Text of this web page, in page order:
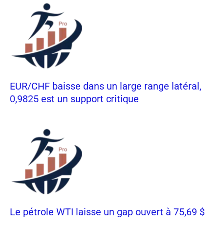
EUR/CHF baisse dans un large range latéral,
0,9825 est un support critique
Le pétrole WTI laisse un gap ouvert à 75,69 $